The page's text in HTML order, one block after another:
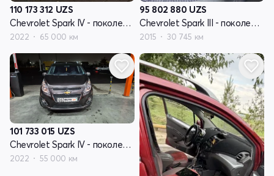
110 173 312 UZS
Chevrolet Spark IV - поколение
2022 65 000 км
95 802 880 UZS
Chevrolet Spark III - поколение
2015 30 745 км
101 733 015 UZS
Chevrolet Spark IV - поколение
2022 55 000 км